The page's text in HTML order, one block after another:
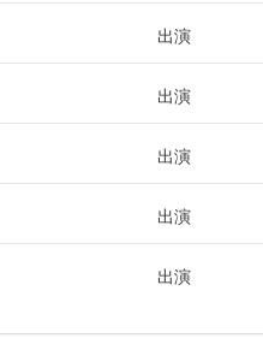
出演
出演
出演
出演
出演